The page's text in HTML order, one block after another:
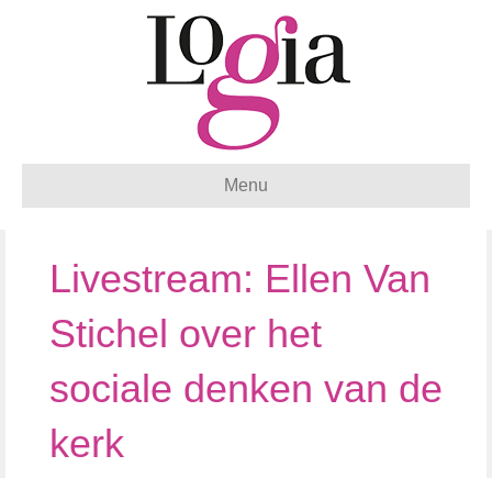
Menu
Livestream: Ellen Van
Stichel over het
sociale denken van de
kerk